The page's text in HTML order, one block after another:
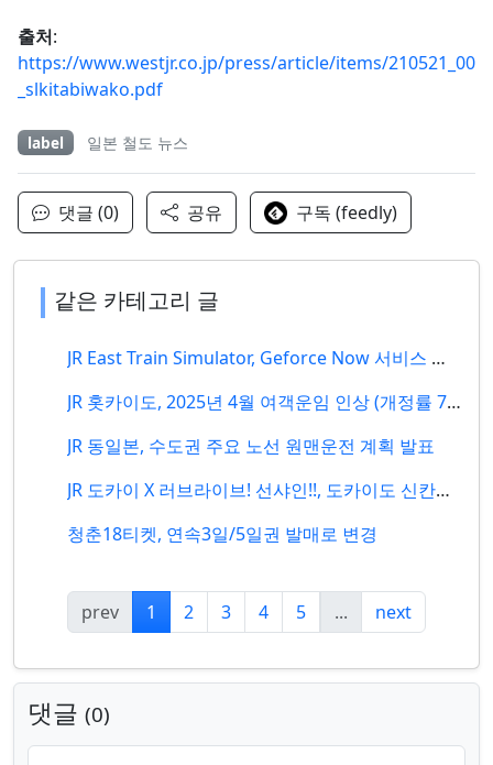
출처:
https://www.westjr.co.jp/press/article/items/210521_00
_slkitabiwako.pdf
label 일본 철도 뉴스
댓글 (0) 공유 구독 (feedly)
같은 카테고리 글
JR East Train Simulator, Geforce Now 서비스 개시
JR 홋카이도, 2025년 4월 여객운임 인상 (개정률 7.6%)
JR 동일본, 수도권 주요 노선 원맨운전 계획 발표
JR 도카이 X 러브라이브! 선샤인!!, 도카이도 신칸센 60주년 기념 콜라보 개최
청춘18티켓, 연속3일/5일권 발매로 변경
prev 1 2 3 4 5 ... next
댓글 0